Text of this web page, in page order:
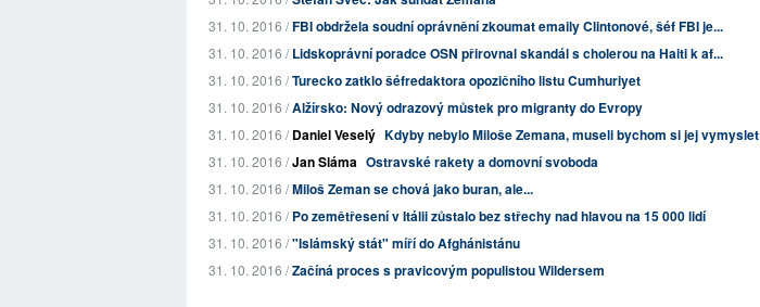
31. 10. 2016 /FBI obdržela soudní oprávnění zkoumat emaily Clintonové, šéf FBI je...
31. 10. 2016 /Lidskoprávní poradce OSN přirovnal skandál s cholerou na Haiti k af...
31. 10. 2016 /Turecko zatklo šéfredaktora opozičního listu Cumhuriyet
31. 10. 2016 /Alžírsko: Nový odrazový můstek pro migranty do Evropy
31. 10. 2016 /Daniel Veselý Kdyby nebylo Miloše Zemana, museli bychom si jej vymyslet
31. 10. 2016 /Jan Sláma Ostravské rakety a domovní svoboda
31. 10. 2016 /Miloš Zeman se chová jako buran, ale...
31. 10. 2016 /Po zemětřesení v Itálii zůstalo bez střechy nad hlavou na 15 000 lidí
31. 10. 2016 /"Islámský stát" míří do Afghánistánu
31. 10. 2016 /Začíná proces s pravicovým populistou Wildersem